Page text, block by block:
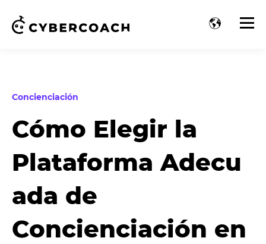
Concienciación
Cómo Elegir la
Plataforma Adecu
ada de
Concienciación en